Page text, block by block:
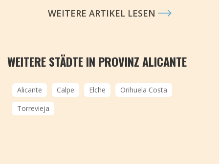
WEITERE ARTIKEL LESEN
WEITERE STÄDTE IN PROVINZ ALICANTE
Alicante Calpe Elche
Orihuela Costa
Torrevieja